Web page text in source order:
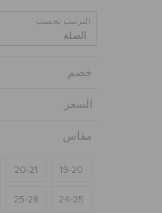
الترتيب بحسب
خصم
السعر
مقاس
19-20
20-21
24-25
25-26